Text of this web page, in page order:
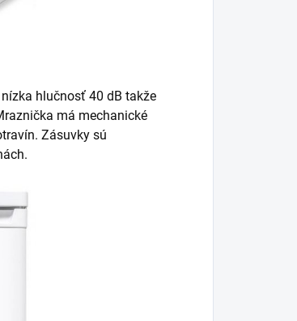
hlučnosť 40 dB takže
má mechanické
Zásuvky sú